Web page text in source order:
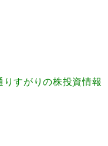
すがりの株投資情報